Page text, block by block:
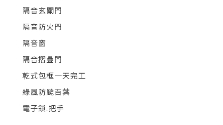
隔音玄關門
隔音防火門
隔音窗
隔音摺疊門
乾式包框一天完工
綠風防颱百葉
電子鎖.把手